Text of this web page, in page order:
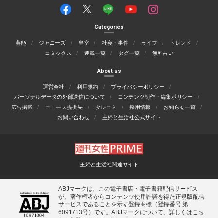
Categories
芸能 ジャニーズ 皇室 社会・事件 ライフ
トレンド
コミックス
連載一覧 タグ一覧 無料占い
About us
運営会社 利用規約
プライバシーポリシー
パーソナルデータの外部送信について
コンテンツ制作・編集ポリシー
広告掲載
ニュース提供先 タレコミ 採用情報
お知らせ一覧
お問い合わせ
主婦と生活社公式サイト
主婦と生活社関連サイト
ABJマークは、この電子書店・電子書籍配信サービス
が、著作権者からコンテンツ使用許諾を得た正規版配信
サービスであることを示す登録商標（登録番号 第
6091713号）です。ABJマークについて、詳しくはこち